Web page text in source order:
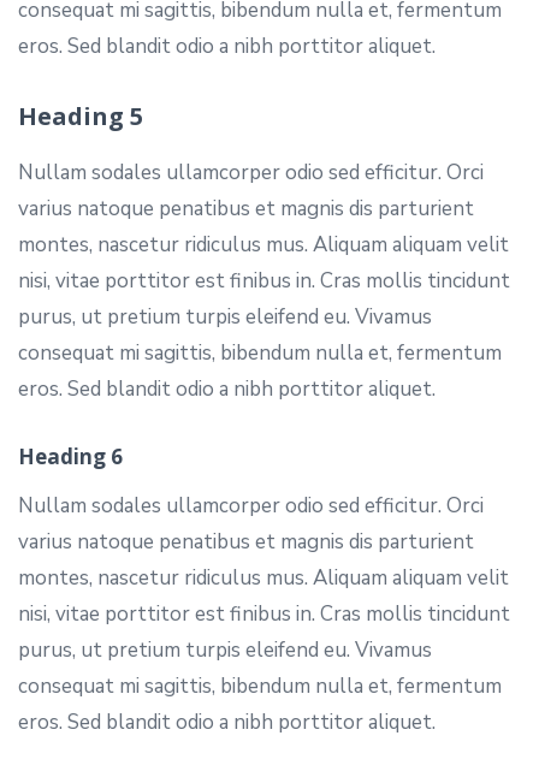
consequat mi sagittis, bibendum nulla et, fermentum
eros. Sed blandit odio a nibh porttitor aliquet.
Heading 5
Nullam sodales ullamcorper odio sed efficitur. Orci
varius natoque penatibus et magnis dis parturient
montes, nascetur ridiculus mus. Aliquam aliquam velit
nisi, vitae porttitor est finibus in. Cras mollis tincidunt
purus, ut pretium turpis eleifend eu. Vivamus
consequat mi sagittis, bibendum nulla et, fermentum
eros. Sed blandit odio a nibh porttitor aliquet.
Heading 6
Nullam sodales ullamcorper odio sed efficitur. Orci
varius natoque penatibus et magnis dis parturient
montes, nascetur ridiculus mus. Aliquam aliquam velit
nisi, vitae porttitor est finibus in. Cras mollis tincidunt
purus, ut pretium turpis eleifend eu. Vivamus
consequat mi sagittis, bibendum nulla et, fermentum
eros. Sed blandit odio a nibh porttitor aliquet.